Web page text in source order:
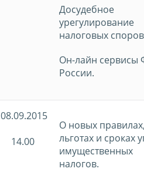
Досудебное
урегулирование
налоговых
Он-лайн сервисы
России.
08.09.2015
14.00
О новых
льготах и сроках
имущественных
налогов.